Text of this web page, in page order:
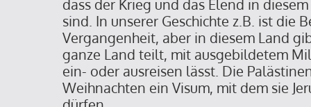
dass der Krieg und das Elend in
sind. In unserer Geschichte z.B. ist die
Vergangenheit, aber in diesem Land
ganze Land teilt, mit ausgebildetem
ein- oder ausreisen lässt. Die
Weihnachten ein Visum, mit dem sie